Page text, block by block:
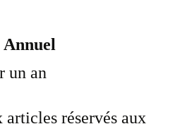
Annuel
un an
articles réservés aux